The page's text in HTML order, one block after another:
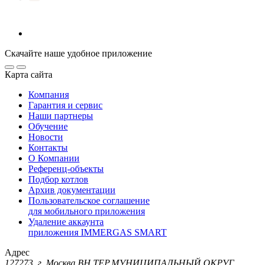
Скачайте наше удобное приложение
Карта сайта
Компания
Гарантия и сервис
Наши партнеры
Обучение
Новости
Контакты
О Компании
Референц-объекты
Подбор котлов
Архив документации
Пользовательское соглашение
для мобильного приложения
Удаление аккаунта
приложения IMMERGAS SMART
Адрес
127273, г. Москва ВН.ТЕР.МУНИЦИПАЛЬНЫЙ ОКРУГ